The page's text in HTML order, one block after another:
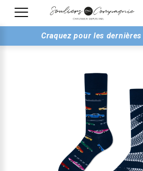
Craquez pour les